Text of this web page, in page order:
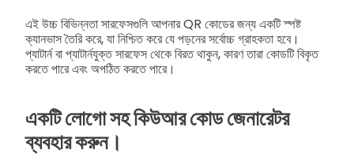
এই উচ্চ বিভিন্নতা সারফেসগুলি আপনার QR কোডের জন্য একটি স্পষ্ট
ক্যানভাস তৈরি করে, যা নিশ্চিত করে যে পড়নের সর্বোচ্চ গ্রাহকতা হবে।
প্যাটার্ন বা প্যাটার্নযুক্ত সারফেস থেকে বিরত থাকুন, কারণ তারা কোডটি বিকৃত
করতে পারে এবং অপঠিত করতে পারে।
একটি লোগো সহ কিউআর কোড জেনারেটর
ব্যবহার করুন।